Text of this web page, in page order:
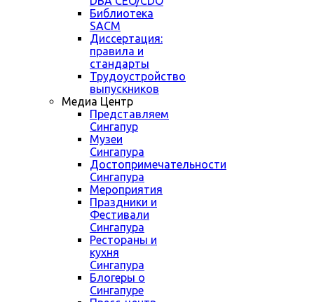
Библиотека
SACM
Диссертация:
правила и
стандарты
Трудоустройство
выпускников
Медиа Центр
Представляем
Сингапур
Музеи
Сингапура
Достопримечательности
Сингапура
Мероприятия
Праздники и
Фестивали
Сингапура
Рестораны и
кухня
Сингапура
Блогеры о
Сингапуре